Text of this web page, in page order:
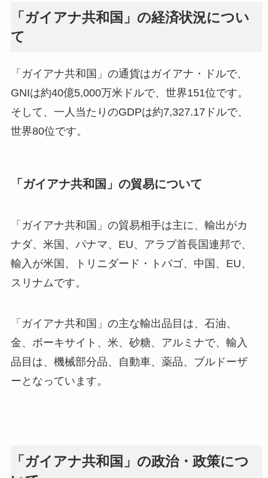
「ガイアナ共和国」の経済状況につい
て
「ガイアナ共和国」の通貨はガイアナ・ドルで、
GNIは約40億5,000万米ドルで、世界151位です。
そして、一人当たりのGDPは約7,327.17ドルで、
世界80位です。
「ガイアナ共和国」の貿易について
「ガイアナ共和国」の貿易相手は主に、輸出がカ
ナダ、米国、パナマ、EU、アラブ首長国連邦で、
輸入が米国、トリニダード・トバゴ、中国、EU、
スリナムです。
「ガイアナ共和国」の主な輸出品目は、石油、
金、ボーキサイト、米、砂糖、アルミナで、輸入
品目は、機械部分品、自動車、薬品、ブルドーザ
ーとなっています。
「ガイアナ共和国」の政治・政策につ